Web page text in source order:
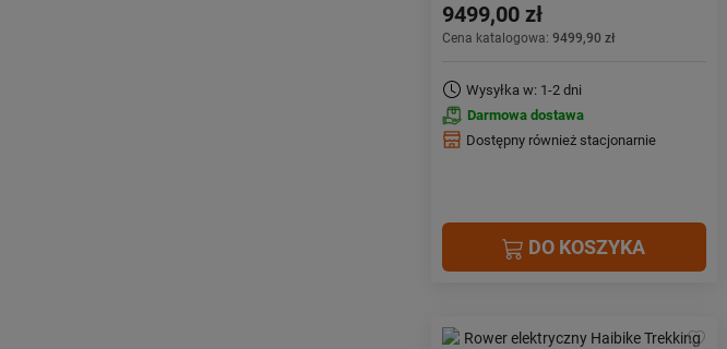
9499,00 zł
Cena katalogowa: 9499,90 zł
Wysyłka w: 1-2 dni
Darmowa dostawa
Dostępny również stacjonarnie
DO KOSZYKA